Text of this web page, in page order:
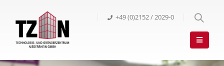
+49 (0)2152 / 2029-0